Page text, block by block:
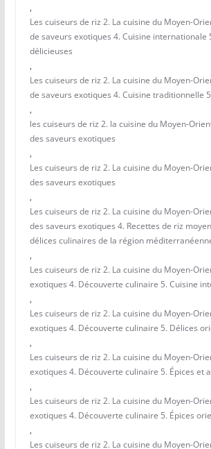
,
Les cuiseurs de riz 2. La cuisine du Moyen-
de saveurs exotiques 4. Cuisine internationale
délicieuses
,
Les cuiseurs de riz 2. La cuisine du Moyen-
de saveurs exotiques 4. Cuisine traditionnelle
,
les cuiseurs de riz 2. la cuisine du Moyen-
des saveurs exotiques
,
Les cuiseurs de riz 2. La cuisine du Moyen-
des saveurs exotiques
,
Les cuiseurs de riz 2. La cuisine du Moyen-
des saveurs exotiques 4. Recettes de riz
délices culinaires de la région
,
Les cuiseurs de riz 2. La cuisine du Moyen-
exotiques 4. Découverte culinaire 5. Cuisine
,
Les cuiseurs de riz 2. La cuisine du Moyen-
exotiques 4. Découverte culinaire 5. Délices
,
Les cuiseurs de riz 2. La cuisine du Moyen-
exotiques 4. Découverte culinaire 5. Épices et
,
Les cuiseurs de riz 2. La cuisine du Moyen-
exotiques 4. Découverte culinaire 5. Épices
,
Les cuiseurs de riz 2. La cuisine du Moyen-